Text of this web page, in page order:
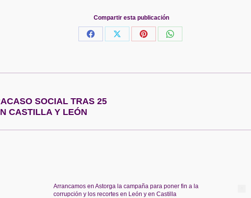
Compartir esta publicación
Share
Share
Share
Share
SOCIAL TRAS 25
CASTILLA Y LEÓN
Arrancamos en Astorga la campaña para poner fin a la
corrupción y los recortes en León y en Castilla